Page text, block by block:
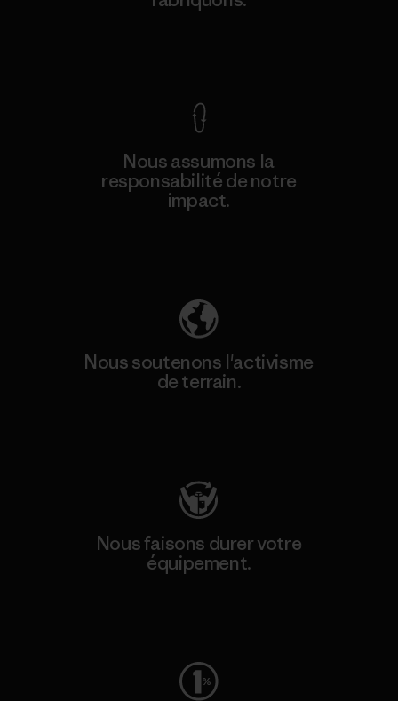
Nous assumons la
responsabilité de notre
impact.
Nous soutenons l'activisme
de terrain.
Nous faisons durer votre
équipement.